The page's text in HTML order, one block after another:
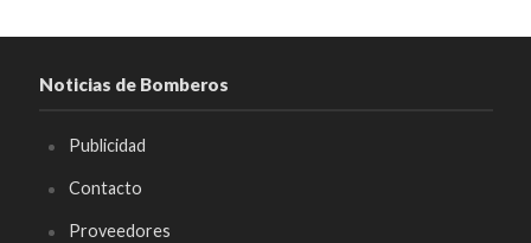
Noticias de Bomberos
Publicidad
Contacto
Proveedores